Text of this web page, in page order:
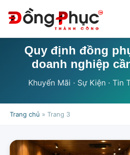
Quy định đồng
doanh nghiệp
Khuyến Mãi · Sự Kiện · Tin
Trang chủ » Trang 3